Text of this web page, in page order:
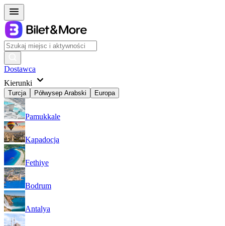
Dostawca
Kierunki
Turcja Półwysep Arabski Europa
Pamukkale
Kapadocja
Fethiye
Bodrum
Antalya